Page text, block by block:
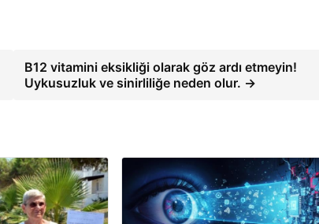
B12 vitamini eksikliği olarak göz ardı etmeyin!
Uykusuzluk ve sinirliliğe neden olur. →